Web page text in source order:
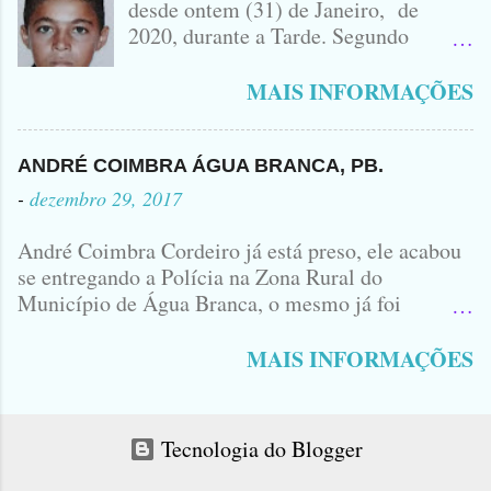
MONTANA NA FOTO VOCÊS
PODEM OBSERVAR QUE TODAS...
desde ontem (31) de Janeiro, de
2020, durante a Tarde. Segundo
Bairro Jardim Karlota, aqui em
98356406 - Se você souber de alguma
Informação, favor avisar através deste
Luciana, ela tá Desesperada.
MAIS INFORMAÇÕES
ANDRÉ COIMBRA ÁGUA BRANCA, PB.
- dezembro 29, 2017
André Coimbra Cordeiro já está preso, ele acabou
se entregando a Polícia na Zona Rural do
Município de Água Branca, o mesmo já foi
cedo, tinha surgido a informação que, o acusado,
qual seria a Delegacia... Com uma Bíblia na mão,
André seguiu direto para o Município de Patos...
MAIS INFORMAÇÕES
Tecnologia do Blogger